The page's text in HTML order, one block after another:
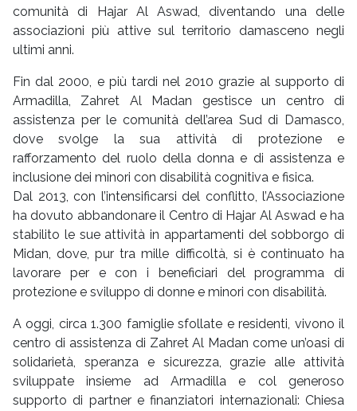
comunità di Hajar Al Aswad, diventando una delle
associazioni più attive sul territorio damasceno negli
ultimi anni.
Fin dal 2000, e più tardi nel 2010 grazie al supporto di
Armadilla, Zahret Al Madan gestisce un centro di
assistenza per le comunità dell’area Sud di Damasco,
dove svolge la sua attività di protezione e
rafforzamento del ruolo della donna e di assistenza e
inclusione dei minori con disabilità cognitiva e fisica.
Dal 2013, con l’intensificarsi del conflitto, l’Associazione
ha dovuto abbandonare il Centro di Hajar Al Aswad e ha
stabilito le sue attività in appartamenti del sobborgo di
Midan, dove, pur tra mille difficoltà, si è continuato ha
lavorare per e con i beneficiari del programma di
protezione e sviluppo di donne e minori con disabilità.
A oggi, circa 1.300 famiglie sfollate e residenti, vivono il
centro di assistenza di Zahret Al Madan come un’oasi di
solidarietà, speranza e sicurezza, grazie alle attività
sviluppate insieme ad Armadilla e col generoso
supporto di partner e finanziatori internazionali: Chiesa